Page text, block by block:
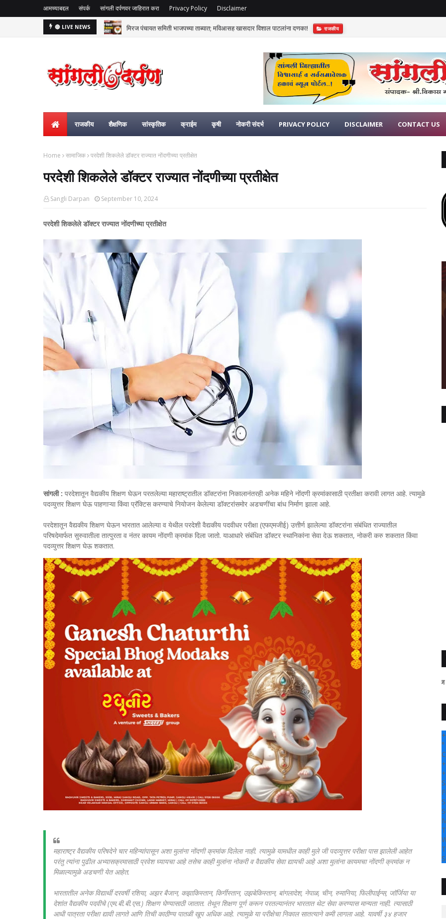
आमच्याबद्दल संपर्क सांगली दर्पणवर जाहिरात करा Privacy Policy Disclaimer
🔴 LIVE NEWS मिरज पंचायत समिती भाजपच्या ताब्यात; मविआसह खासदार विशाल पाटलांना दणका! राजकीय
राजकीय शैक्षणिक सांस्कृतिक क्राईम कृषी नोकरी संदर्भ PRIVACY POLICY DISCLAIMER CONTACT US
Home सामाजिक परदेशी शिकलेले डॉक्टर राज्यात नोंदणीच्या प्रतीक्षेत
परदेशी शिकलेले डॉक्टर राज्यात नोंदणीच्या प्रतीक्षेत
Sangli Darpan September 10, 2024
परदेशी शिकलेले डॉक्टर राज्यात नोंदणीच्या प्रतीक्षेत
सांगली : परदेशातून वैद्यकीय शिक्षण घेऊन परतलेल्या महाराष्ट्रातील डॉक्टरांना निकालानंतरही अनेक महिने नोंदणी क्रमांकासाठी प्रतीक्षा करावी लागत आहे. त्यामुळे
पदव्युत्तर शिक्षण घेऊ पाहणाऱ्या किंवा प्रॅक्टिस करण्याचे नियोजन केलेल्या डॉक्टरांसमोर अडचणींचा बांध निर्माण झाला आहे.
परदेशातून वैद्यकीय शिक्षण घेऊन भारतात आलेल्या व येथील परदेशी वैद्यकीय पदवीधर परीक्षा (एफएमजीई) उत्तीर्ण झालेल्या डॉक्टरांना संबंधित राज्यातील
परिषदेमार्फत सुरुवातीला तात्पुरता व नंतर कायम नोंदणी क्रमांक दिला जातो. याआधारे संबंधित डॉक्टर स्थानिकांना सेवा देऊ शकतात, नोकरी करु शकतात किंवा
पदव्युत्तर शिक्षण घेऊ शकतात.
महाराष्ट्र वैद्यकीय परिषदेने चार महिन्यांपासून अशा मुलांना नोंदणी क्रमांक दिलेला नाही. त्यामुळे यामधील काही मुले जी पदव्युत्तर परीक्षा पास झालेली आहेत
परंतु त्यांना पुढील अभ्यासक्रमासाठी प्रवेश घ्यायचा आहे तसेच काही मुलांना नोकरी व वैद्यकीय सेवा द्यायची आहे अशा मुलांना कायमचा नोंदणी क्रमांक न
मिळाल्यामुळे अडचणी येत आहेत.
भारतातील अनेक विद्यार्थी दरवर्षी रशिया, अझर बैजान, कझाकिस्तान, किर्गीस्तान, उझबेकिस्तान, बांगलादेश, नेपाळ, चीन, रुमानिया, फिलीपाईन्स, जॉर्जिया या
देशांत वैद्यकीय पदवीचे (एम.बी.बी.एस.) शिक्षण घेण्यासाठी जातात. तेथून शिक्षण पूर्ण करून परतल्यानंतर भारतात थेट सेवा करण्यास मान्यता नाही. त्यासाठी
आधी पात्रता परीक्षा द्यावी लागते आणि तिची काठीण्य पातळी खूप अधिक आहे. त्यामुळे या परीक्षेचा निकाल सातत्याने कमी लागला आहे. यावर्षी ३४ हजार
" सांगली दर्पण न्यूज वर आपल्या
+
°
C
+
+